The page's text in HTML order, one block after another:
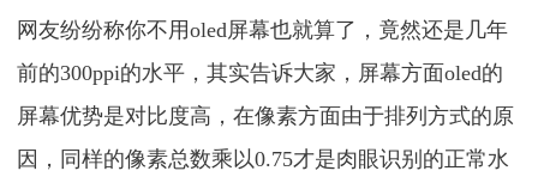
网友纷纷称你不用oled屏幕也就算了，竟然还是几年
前的300ppi的水平，其实告诉大家，屏幕方面oled的
屏幕优势是对比度高，在像素方面由于排列方式的原
因，同样的像素总数乘以0.75才是肉眼识别的正常水